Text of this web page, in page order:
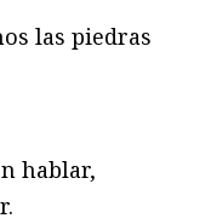
las piedras
hablar,